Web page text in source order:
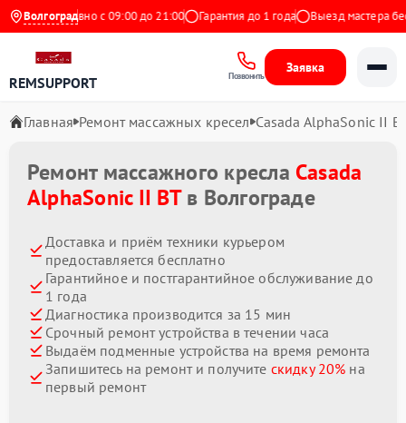
Волгоград
Ежедневно с 09:00 до 21:00 Гарантия до 1 года Выезд мастера
REMSUPPORT Позвонить
Заявка
Главная Ремонт массажных кресел Casada AlphaSonic II
Ремонт массажного кресла Casada
AlphaSonic II BTв Волгограде
Доставка и приём техники курьером
предоставляется бесплатно
Гарантийное и постгарантийное обслуживание до
1 года
Диагностика производится за 15 мин
Срочный ремонт устройства в течении часа
Выдаём подменные устройства на время ремонта
Запишитесь на ремонт и получите скидку 20% на
первый ремонт